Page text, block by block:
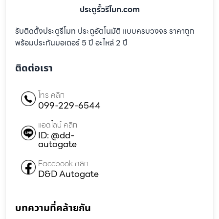
ประตูรั้วรีโมท.com
รับติดตั้งประตูรีโมท ประตูอัตโนมัติ แบบครบวงจร ราคาถูก
พร้อมประกันมอเตอร์ 5 ปี อะไหล่ 2 ปี
ติดต่อเรา
โทร คลิก
099-229-6544
แอดไลน์ คลิก
ID: @dd-
autogate
Facebook คลิก
D&D Autogate
บทความที่คล้ายกัน